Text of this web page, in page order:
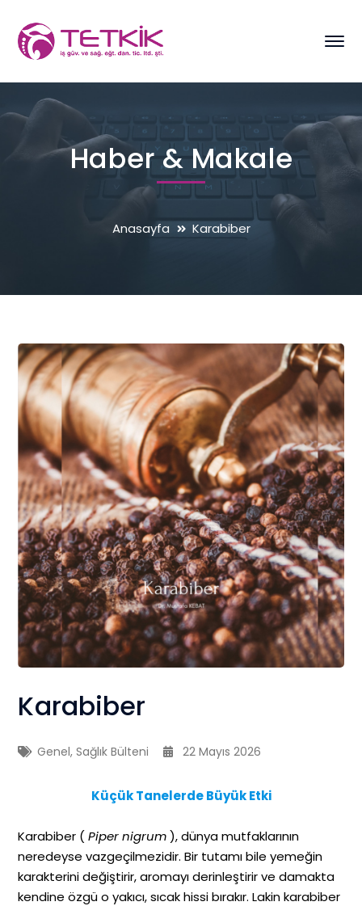
Haber & Makale
Anasayfa Karabiber
Karabiber
Genel,Sağlık Bülteni 22 Mayıs 2026
Küçük Tanelerde Büyük Etki
Karabiber (Piper nigrum), dünya mutfaklarının
neredeyse vazgeçilmezidir. Bir tutamı bile yemeğin
karakterini değiştirir, aromayı derinleştirir ve damakta
kendine özgü o yakıcı, sıcak hissi bırakır. Lakin karabiber